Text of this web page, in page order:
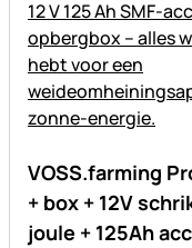
VOSS.farming
+ box + 12V
joule + 125Ah